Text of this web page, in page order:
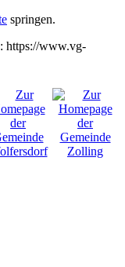
springen.
https://www.vg-